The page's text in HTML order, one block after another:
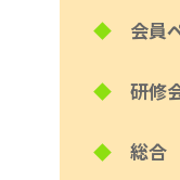
◆ 会員
◆ 研修
◆ 総合